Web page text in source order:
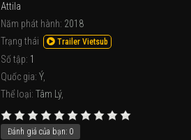
Attila
Năm phát hành: 2018
Trạng thái
Trailer Vietsub
Số tập: 1
Quốc gia: Ý,
Thể loại: Tâm Lý,
Đánh giá của bạn: 0